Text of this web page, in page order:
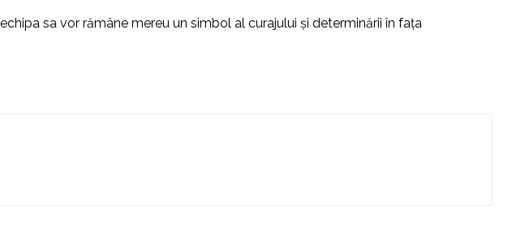
sa vor rămâne mereu un simbol al curajului și determinării în fața